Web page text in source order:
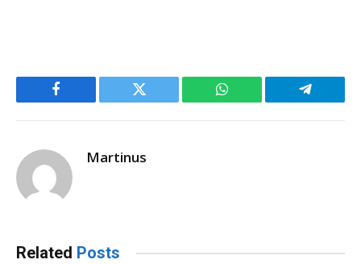
Facebook Twitter WhatsApp Telegram
Martinus
Related Posts